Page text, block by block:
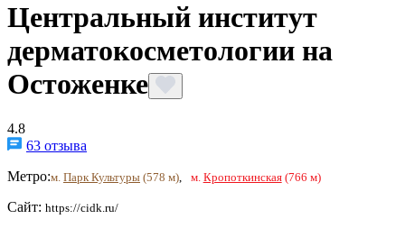
Центральный институт
дерматокосметологии на
Остоженке
4.8
63 отзыва
Метро:м. Парк Культуры (578 м) м. Кропоткинская(766 м)
Сайт: https://cidk.ru/